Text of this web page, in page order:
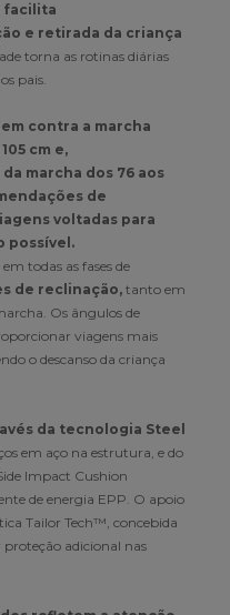
facilita
e retirada da criança
torna as rotinas diárias
pais.
contra a marcha
cm e,
marcha dos 76 aos
de
voltadas para
possível.
todas as fases de
de reclinação,tanto em
Os ângulos de
viagens mais
o descanso da criança
da tecnologia Steel
em aço na estrutura, e do
Impact Cushion
de energia EPP. O apoio
Tailor Tech™, concebida
adicional nas